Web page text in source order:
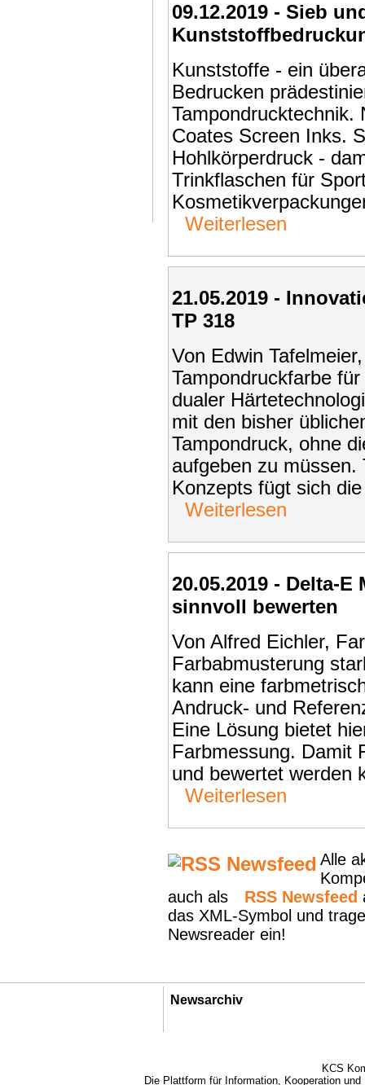
09.12.2019 - Sieb
Kunststoffe - ein
Bedrucken
Tampondrucktechnik.
Coates Screen Inks.
Hohlkörperdruck -
Trinkflaschen für
Weiterlesen
21.05.2019 -
TP 318
Von Edwin
Tampondruckfarbe
dualer
mit den bisher
Tampondruck, ohne
aufgeben zu
Konzepts fügt sich
Weiterlesen
20.05.2019 - Delta-
sinnvoll bewerten
Von Alfred Eichler,
Farbabmusterung
kann eine
Andruck- und
Eine Lösung bietet
Farbmessung. Damit
und bewertet werden
Weiterlesen
Alle
auch als
RSS Newsfeed
das XML-Symbol und
Newsreader ein!
Newsarchiv
KCS
Die Plattform für Information, Kooperation